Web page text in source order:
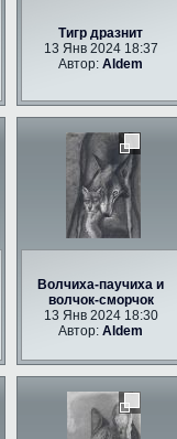
Тигр дразнит
13 Янв 2024 18:37
Автор:Aldem
Волчиха-паучиха и
волчок-сморчок
13 Янв 2024 18:30
Автор:Aldem